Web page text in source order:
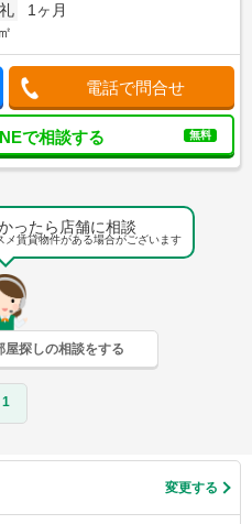
礼
1ヶ月
電話で問合せ
で相談する 無料
ったら店舗に相談
メ賃貸物件がある場合がございます
屋探しの相談をする
1
変更する